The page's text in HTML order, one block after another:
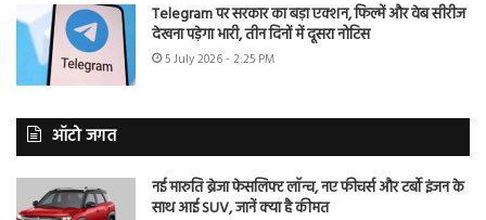
Telegram पर सरकार का बड़ा एक्शन, फिल्में और वेब सीरीज
देखना पड़ेगा भारी, तीन दिनों में दूसरा नोटिस
5 July 2026 - 2:25 PM
ऑटो जगत
नई मारुति ब्रेजा फेसलिफ्ट लॉन्च, नए फीचर्स और टर्बो इंजन के
साथ आई SUV, जानें क्या है कीमत